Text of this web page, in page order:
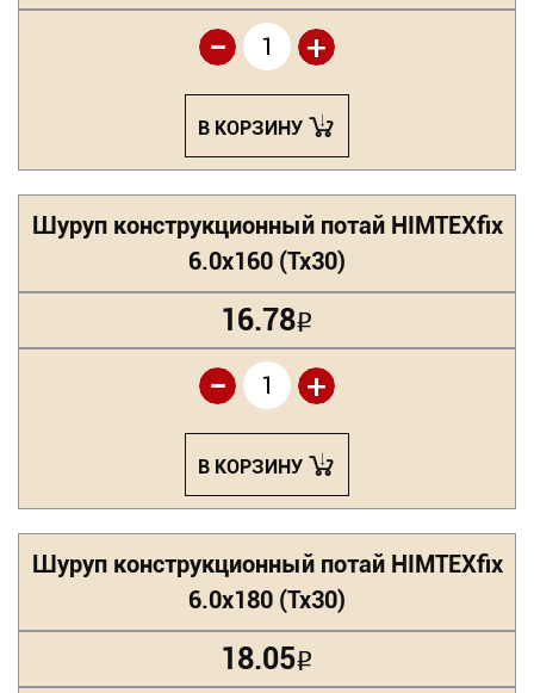
+
-
В КОРЗИНУ
Шуруп конструкционный потай HIMTEXfix
6.0х160 (Tx30)
16.78Р
+
-
В КОРЗИНУ
Шуруп конструкционный потай HIMTEXfix
6.0х180 (Tx30)
18.05Р